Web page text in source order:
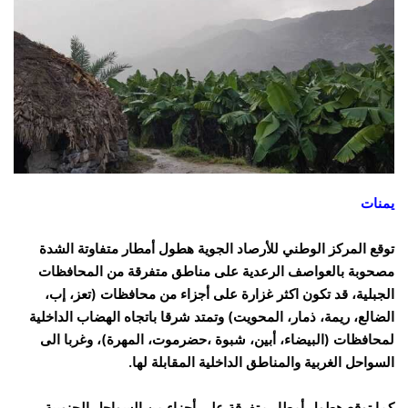
يمنات
توقع المركز الوطني للأرصاد الجوية هطول أمطار متفاوتة الشدة
مصحوبة بالعواصف الرعدية على مناطق متفرقة من المحافظات
الجبلية، قد تكون اكثر غزارة على أجزاء من محافظات (تعز، إب،
الضالع، ريمة، ذمار، المحويت) وتمتد شرقا باتجاه الهضاب الداخلية
لمحافظات (البيضاء، أبين، شبوة ،حضرموت، المهرة)، وغربا الى
السواحل الغربية والمناطق الداخلية المقابلة لها.